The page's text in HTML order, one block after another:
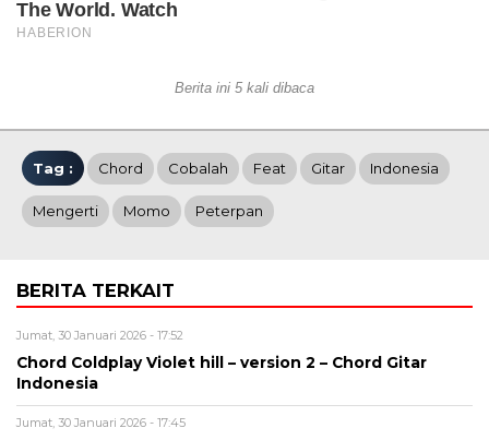
Berita ini 5 kali dibaca
Tag : Chord Cobalah Feat Gitar Indonesia
Mengerti Momo Peterpan
BERITA TERKAIT
Jumat, 30 Januari 2026 - 17:52
Chord Coldplay Violet hill – version 2 – Chord Gitar
Indonesia
Jumat, 30 Januari 2026 - 17:45